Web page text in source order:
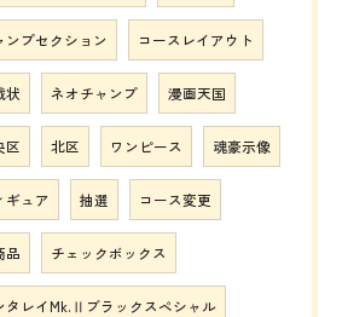
ンプセクション コースレイアウト
状 ネオチャンプ 漫画天国
区 北区 ワンピース 魂豪示像
ギュア 抽選 コース変更
品 チェックボックス
タレイMk.Ⅱブラックスペシャル